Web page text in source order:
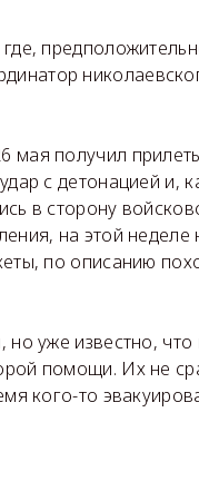
мая получил
с детонацией и,
в сторону
на этой неделе
по описанию
уже известно, что
помощи. Их не
кого-то